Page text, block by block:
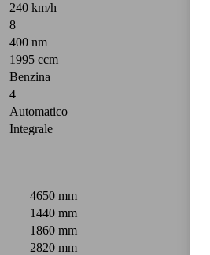
240 km/h
8
400 nm
1995 ccm
Benzina
4
Automatico
Integrale
4650 mm
1440 mm
1860 mm
2820 mm